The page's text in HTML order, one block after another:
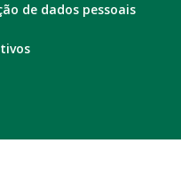
de dados pessoais